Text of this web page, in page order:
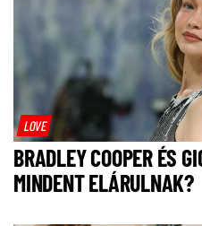
LOVE
BRADLEY COOPER ÉS
MINDENT ELÁRULNAK?